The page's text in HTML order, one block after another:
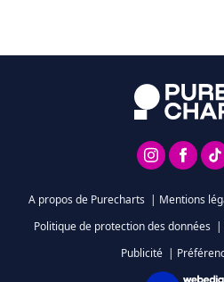
A propos de Purecharts | Mentions
Politique de protection des données |
Publicité |